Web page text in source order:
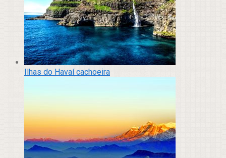
Ilhas do Havaí cachoeira